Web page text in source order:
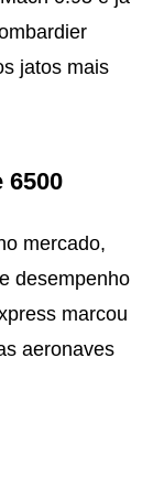
jatos mais
6500
mercado,
desempenho
marcou
aeronaves